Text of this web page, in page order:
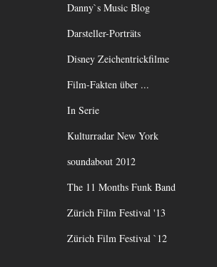
Danny`s Music Blog
Darsteller-Porträts
Disney Zeichentrickfilme
Film-Fakten über ...
In Serie
Kulturradar New York
soundabout 2012
The 11 Months Funk Band
Zürich Film Festival '13
Zürich Film Festival `12